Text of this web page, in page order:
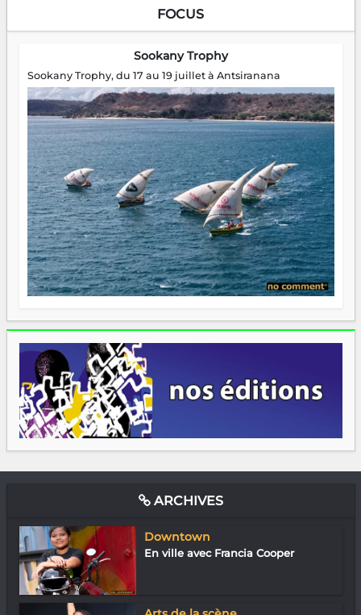
FOCUS
Sookany Trophy
Sookany Trophy, du 17 au 19 juillet à Antsiranana
ARCHIVES
Downtown
En ville avec Francia Cooper